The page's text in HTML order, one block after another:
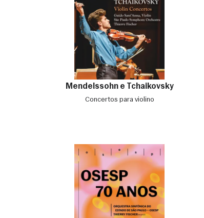
Mendelssohn e Tchaikovsky
Concertos para violino